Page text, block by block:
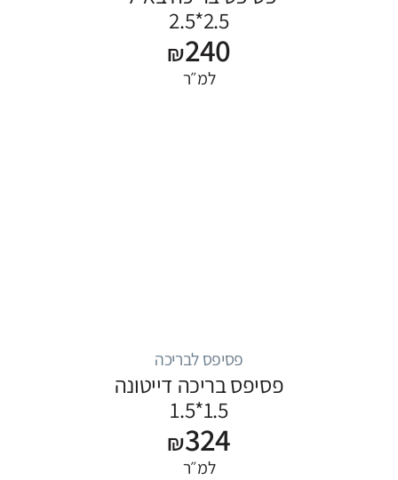
2.5*2.5
₪240
למ״ר
פסיפס לבריכה
פסיפס בריכה דייטונה
1.5*1.5
₪324
למ״ר